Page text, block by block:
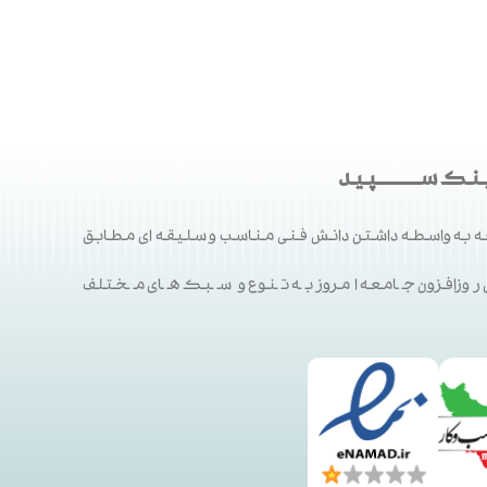
ســـــــــپید
به واسطه داشتن دانش فنی مناسب و سلیقه ای مطابق
روزافزون جامعه امروز به تنوع و سبک های مختلف